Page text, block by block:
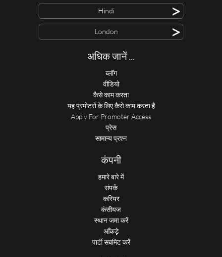
Hindi >
London >
अधिक जानें ...
ब्लॉग
वीडियो
कैसे काम करता
यह प्रमोटरों के लिए कैसे काम करता है
Apply For Promoter Access
प्रेस
सामान्य प्रश्न
कंपनी
हमारे बारे में
संपर्क
करियर
कंसीयज
स्थान जमा करें
आँकड़े
पार्टी सबमिट करें